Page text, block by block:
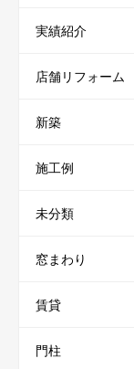
実績紹介
店舗リフォーム
新築
施工例
未分類
窓まわり
賃貸
門柱